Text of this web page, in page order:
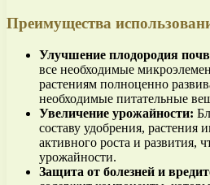
Преимущества
Улучшение плодородия
все необходимые
растениям полноценно
необходимые питательные
Увеличение урожайности:
составу удобрения, растения
активного роста и развития,
урожайности.
Защита от болезней и